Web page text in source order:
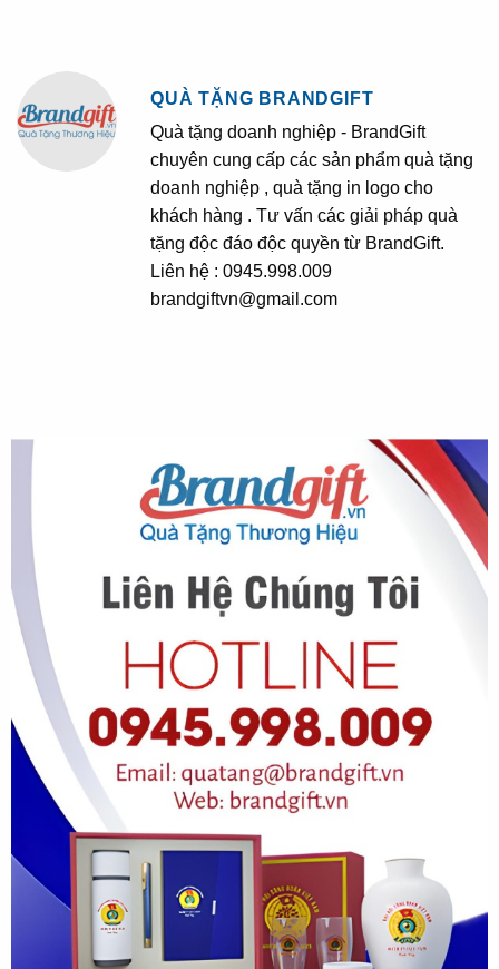
QUÀ TẶNG BRANDGIFT
Quà tặng doanh nghiệp - BrandGift
chuyên cung cấp các sản phẩm quà tặng
doanh nghiệp , quà tặng in logo cho
khách hàng . Tư vấn các giải pháp quà
tặng độc đáo độc quyền từ BrandGift.
Liên hệ : 0945.998.009
brandgiftvn@gmail.com